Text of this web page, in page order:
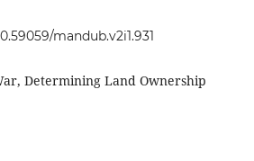
mandub.v2i1.931
Determining Land Ownership